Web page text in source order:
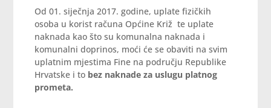
Od 01. siječnja 2017. godine, uplate fizičkih
osoba u korist računa Općine Križ te uplate
naknada kao što su komunalna naknada i
komunalni doprinos, moći će se obaviti na svim
uplatnim mjestima Fine na području Republike
Hrvatske i to bez naknade za uslugu platnog
prometa.